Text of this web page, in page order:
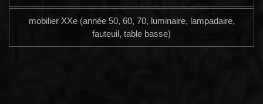
mobilier XXe (année 50, 60, 70, luminaire, lampadaire,
fauteuil, table basse)